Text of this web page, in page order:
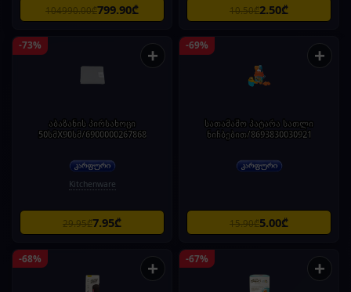
104990.00₾799.90₾ 10.50₾2.50₾
-73% +
აბაზანის პირსახოცი
50სმX90სმ/6900000267868
Kitchenware
29.95₾7.95₾
-69% +
სათამაშო პატარა სათლი
ნიჩბებით/8693830030921
15.90₾5.00₾
-68% + -67% +